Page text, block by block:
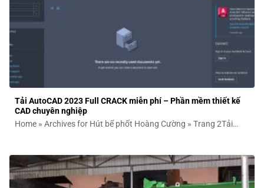
Tải AutoCAD 2023 Full CRACK miễn phí – Phần mềm thiết kế
CAD chuyên nghiệp
Home » Archives for Hút bể phốt Hoàng Cường » Trang 2Tải